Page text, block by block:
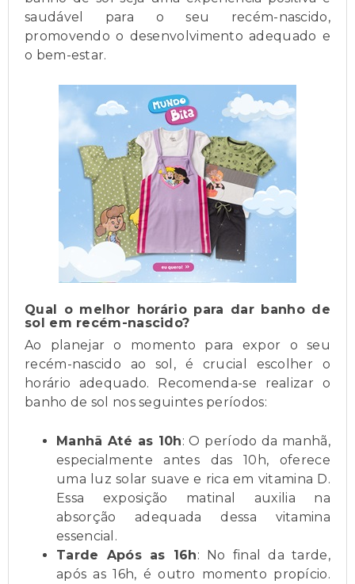
saudável para o seu recém-nascido,
promovendo o desenvolvimento adequado e
o bem-estar.
Qual o melhor horário para dar banho de
sol em recém-nascido?
Ao planejar o momento para expor o seu
recém-nascido ao sol, é crucial escolher o
horário adequado. Recomenda-se realizar o
banho de sol nos seguintes períodos:
Manhã Até as 10h: O período da manhã,
especialmente antes das 10h, oferece
uma luz solar suave e rica em vitamina D.
Essa exposição matinal auxilia na
absorção adequada dessa vitamina
essencial.
Tarde Após as 16h: No final da tarde,
após as 16h, é outro momento propício.